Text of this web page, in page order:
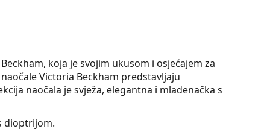
koja je svojim ukusom i osjećajem za
Victoria Beckham predstavljaju
naočala je svježa, elegantna i mladenačka s
dioptrijom.